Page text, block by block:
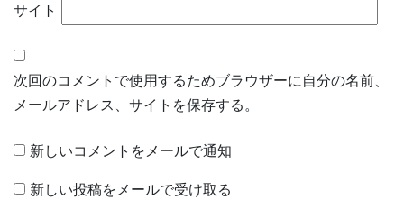
サイト
次回のコメントで使用するためブラウザーに自分の名前、
メールアドレス、サイトを保存する。
新しいコメントをメールで通知
新しい投稿をメールで受け取る